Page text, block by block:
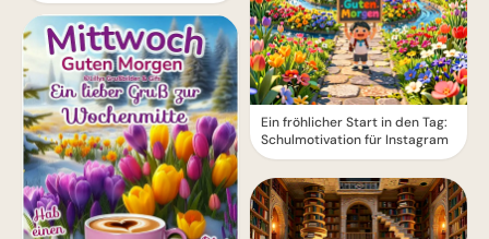
Ein fröhlicher Start in den Tag:
Schulmotivation für Instagram